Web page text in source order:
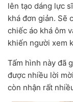
lên tạo dáng lực
khá đơn giản. Sẽ
chiếc áo khá ôm
khiến người xem
Tấm hình này đã
được nhiều lời
còn nhận rất